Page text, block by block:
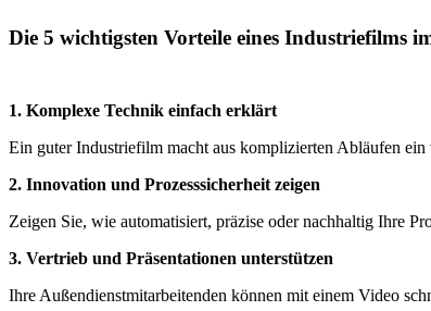
Die 5 wichtigsten Vorteile eines Industriefilms
1. Komplexe Technik einfach erklärt
Ein guter Industriefilm macht aus komplizierten Abläufen
2. Innovation und Prozesssicherheit zeigen
Zeigen Sie, wie automatisiert, präzise oder nachhaltig Ihre
3. Vertrieb und Präsentationen unterstützen
Ihre Außendienstmitarbeitenden können mit einem Video